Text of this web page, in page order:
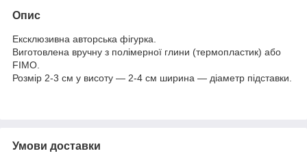
Опис
Ексклюзивна авторська фігурка.
Виготовлена вручну з полімерної глини (термопластик) або
FIMO.
Розмір 2-3 см у висоту — 2-4 см ширина — діаметр підставки.
Умови доставки